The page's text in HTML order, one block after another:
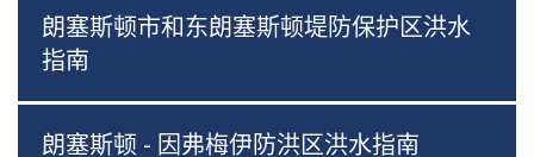
朗塞斯顿市和东朗塞斯顿堤防保护区洪水
指南
朗塞斯顿 - 因弗梅伊防洪区洪水指南